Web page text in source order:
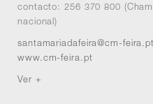
contacto: 256 370 800
nacional)
santamariadafeira@cm-feira.pt
www.cm-feira.pt
Ver +